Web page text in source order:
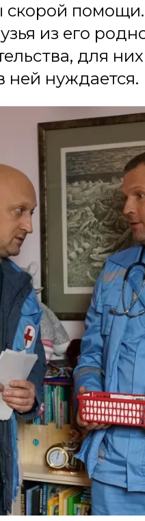
скорой
из его
для
ней нуждается.